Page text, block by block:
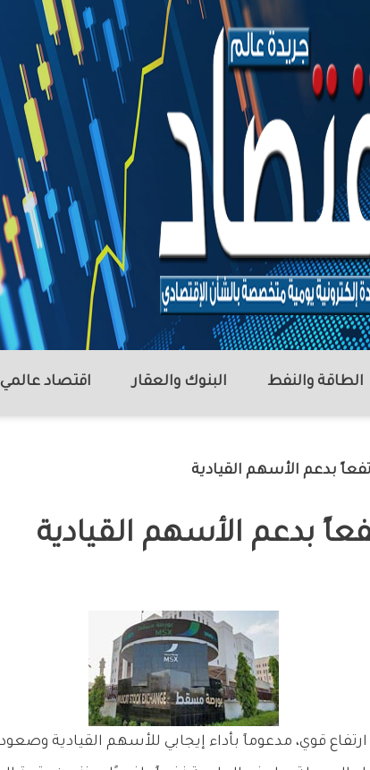
الطاقة والنفط البنوك والعقار اقتصاد عالمي